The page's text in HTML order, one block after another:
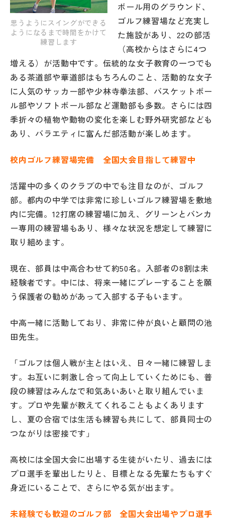
特集
その他
お問い合わせ
個人情報保護方針
運営会社
思うようにスイングができる
ようになるまで時間をかけて
練習します
ボール用のグラウンド、
ゴルフ練習場など充実し
た施設があり、22の部活
（高校からはさらに4つ
増える）が活動中です。伝統的な女子教育の一つでも
ある茶道部や華道部はもちろんのこと、活動的な女子
に人気のサッカー部や少林寺拳法部、バスケットボー
ル部やソフトボール部など運動部も多数。さらには四
季折々の植物や動物の変化を楽しむ野外研究部なども
あり、バラエティに富んだ部活動が楽しめます。
校内ゴルフ練習場完備 全国大会目指して練習中
活躍中の多くのクラブの中でも注目なのが、ゴルフ
部。都内の中学では非常に珍しいゴルフ練習場を敷地
内に完備。12打席の練習場に加え、グリーンとバンカ
ー専用の練習場もあり、様々な状況を想定して練習に
取り組めます。
現在、部員は中高合わせて約50名。入部者の8割は未
経験者です。中には、将来一緒にプレーすることを願
う保護者の勧めがあって入部する子もいます。
中高一緒に活動しており、非常に仲が良いと顧問の池
田先生。
「ゴルフは個人戦が主とはいえ、日々一緒に練習しま
す。お互いに刺激し合って向上していくためにも、普
段の練習はみんなで和気あいあいと取り組んでいま
す。プロや先輩が教えてくれることもよくあります
し、夏の合宿では生活も練習も共にして、部員同士の
つながりは密接です」
高校には全国大会に出場する生徒がいたり、過去には
プロ選手を輩出したりと、目標となる先輩たちもすぐ
身近にいることで、さらにやる気が出ます。
未経験でも歓迎のゴルフ部 全国大会出場やプロ選手